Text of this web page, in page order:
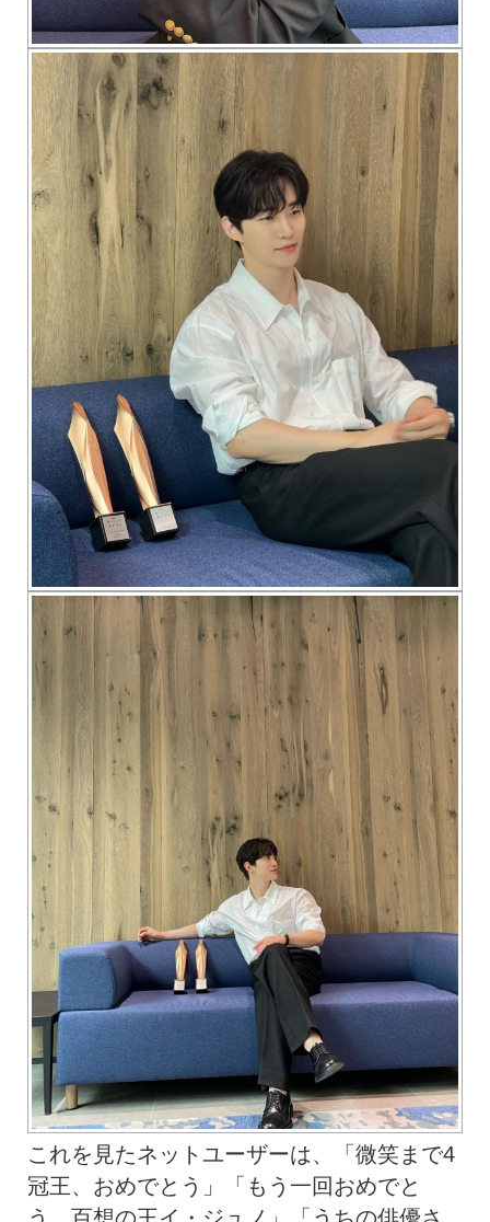
これを見たネットユーザーは、「微笑まで4
冠王、おめでとう」「もう一回おめでと